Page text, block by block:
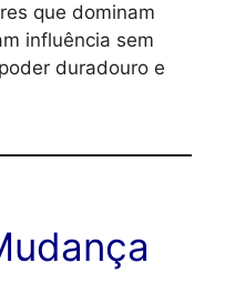
que dominam
influência sem
duradouro e